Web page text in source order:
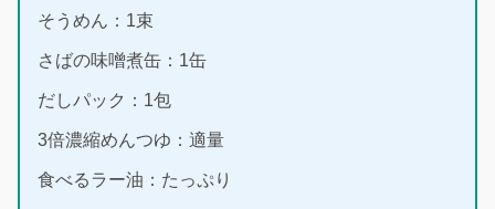
そうめん：1束
さばの味噌煮缶：1缶
だしパック：1包
3倍濃縮めんつゆ：適量
食べるラー油：たっぷり